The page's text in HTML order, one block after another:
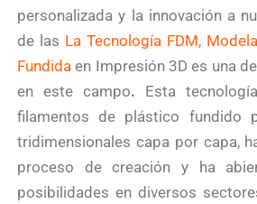
personalizada y la innovación a
de las La Tecnología FDM,
Fundida en Impresión 3D es una
en este campo. Esta
filamentos de plástico fundido
tridimensionales capa por capa,
proceso de creación y ha
posibilidades en diversos